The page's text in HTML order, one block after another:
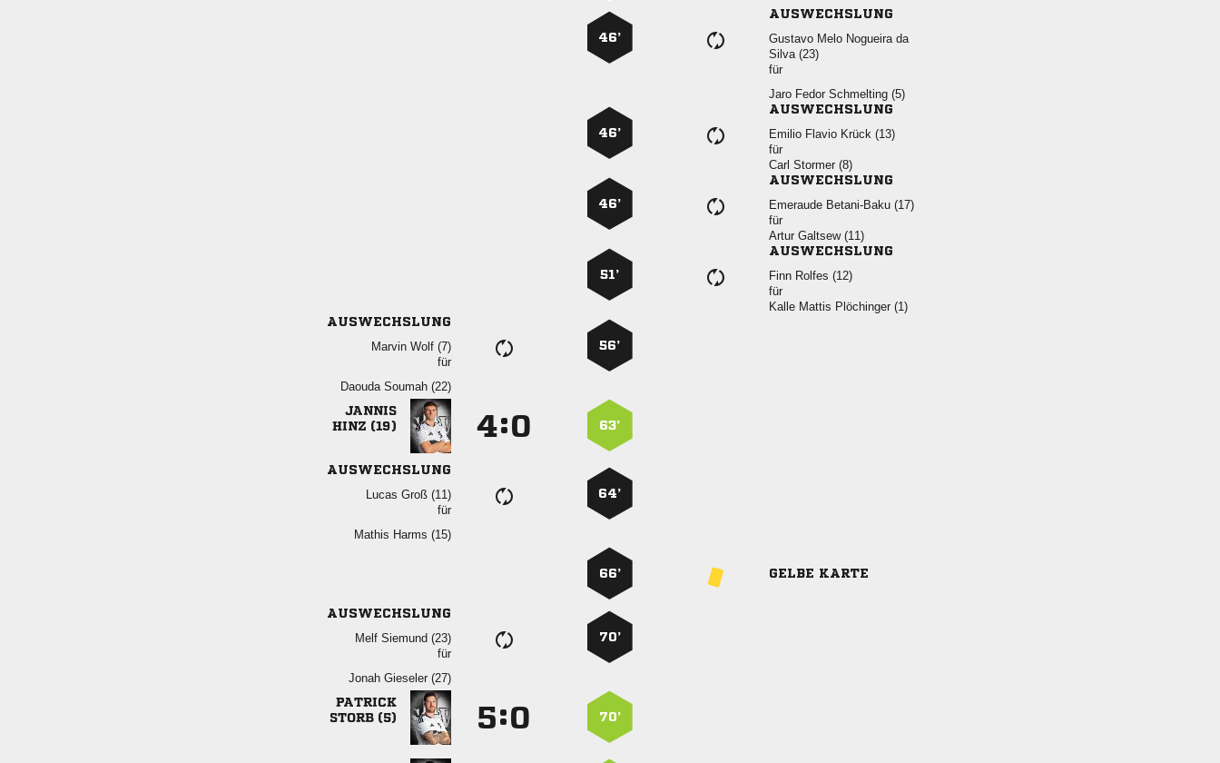
46’
AUSWECHSLUNG
   
 
für
   
46’
AUSWECHSLUNG
   
für
  
46’
AUSWECHSLUNG
  
für
  
51’
AUSWECHSLUNG
  
für
   
AUSWECHSLUNG
  
für
  
56’

 
: 63’
AUSWECHSLUNG
  
für
  
64’
66’ GELBE KARTE
AUSWECHSLUNG
  
für
  
70’

 
: 70’